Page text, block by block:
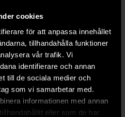
cookies
för att anpassa innehållet
tillhandahålla funktioner
vår trafik. Vi
identifierare och annan
till de sociala medier och
som vi samarbetar med.
informationen med annan
eller som de har